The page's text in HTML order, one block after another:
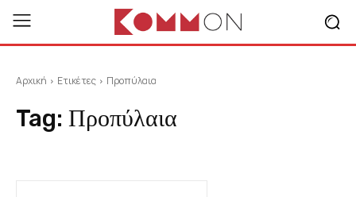
Αρχική Ετικέτες Προπύλαια
Tag: Προπύλαια